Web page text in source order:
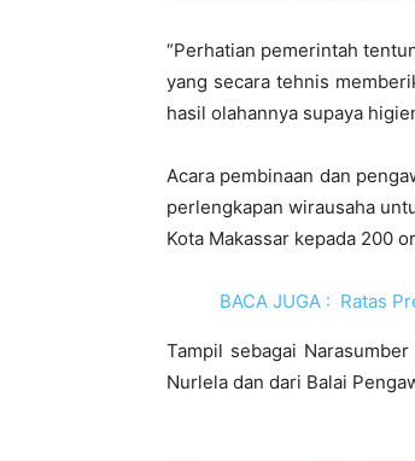
“Perhatian pemerintah
yang secara tehnis
hasil olahannya supaya
Acara pembinaan dan
perlengkapan wirausaha
Kota Makassar kepada 200
BACA JUGA : Ratas
Tampil sebagai
Nurlela dan dari Balai